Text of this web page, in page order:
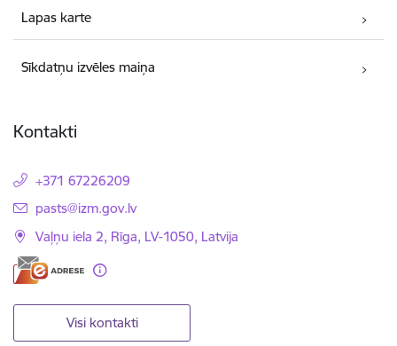
Lapas karte
Sīkdatņu izvēles maiņa
Kontakti
+371 67226209
E-pasts:
pasts@izm.gov.lv
Vaļņu iela 2, Rīga, LV-1050, Latvija
Visi kontakti